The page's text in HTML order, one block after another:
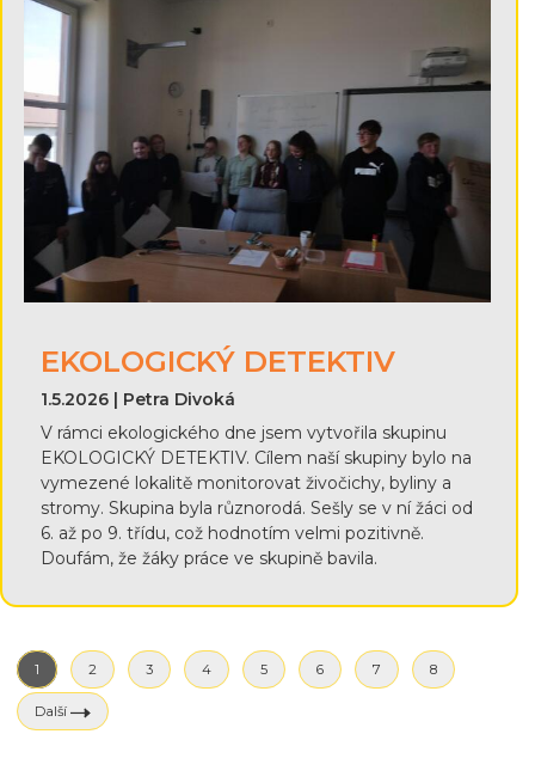
EKOLOGICKÝ DETEKTIV
1.5.2026 | Petra Divoká
V rámci ekologického dne jsem vytvořila skupinu
EKOLOGICKÝ DETEKTIV. Cílem naší skupiny bylo na
vymezené lokalitě monitorovat živočichy, byliny a
stromy. Skupina byla různorodá. Sešly se v ní žáci od
6. až po 9. třídu, což hodnotím velmi pozitivně.
Doufám, že žáky práce ve skupině bavila.
1 2 3 4 5 6 7 8
Další